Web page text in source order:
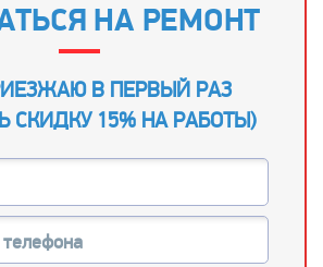
НА РЕМОНТ
В ПЕРВЫЙ РАЗ
СКИДКУ 15% НА РАБОТЫ)